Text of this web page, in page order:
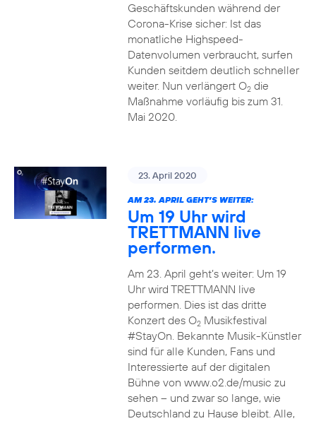
Geschäftskunden während der
Corona-Krise sicher: Ist das
monatliche Highspeed-
Datenvolumen verbraucht, surfen
Kunden seitdem deutlich schneller
weiter. Nun verlängert O2die
Maßnahme vorläufig bis zum 31.
Mai 2020.
23. April 2020
AM 23. APRIL GEHT’S WEITER:
Um 19 Uhr wird
TRETTMANN live
performen.
Am 23. April geht’s weiter: Um 19
Uhr wird TRETTMANN live
performen. Dies ist das dritte
Konzert des O2Musikfestival
#StayOn. Bekannte Musik-Künstler
sind für alle Kunden, Fans und
Interessierte auf der digitalen
Bühne von www.o2.de/music zu
sehen – und zwar so lange, wie
Deutschland zu Hause bleibt. Alle,